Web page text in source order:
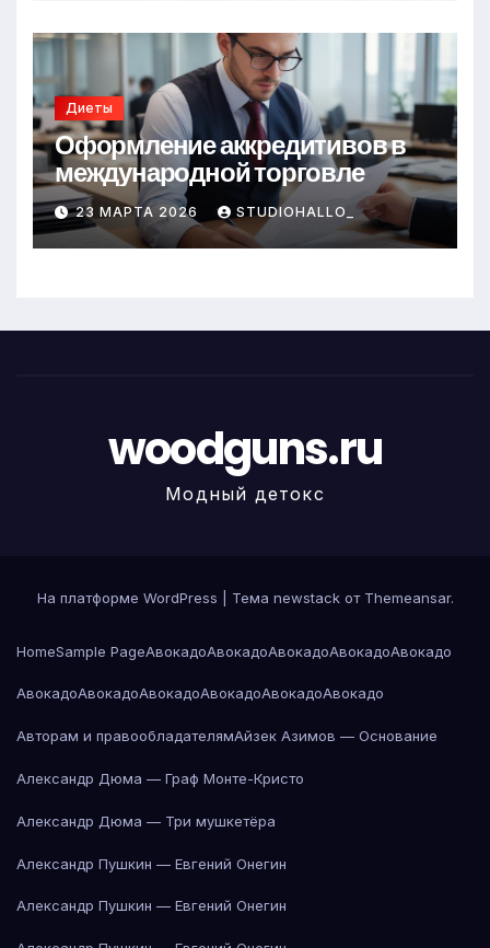
Диеты
Оформление аккредитивов в
международной торговле
23 МАРТА 2026 STUDIOHALLO_
woodguns.ru
Модный детокс
На платформе WordPress Тема newstack от Themeansar.
HomeSample PageАвокадоАвокадоАвокадоАвокадоАвокадо
АвокадоАвокадоАвокадоАвокадоАвокадоАвокадо
Авторам и правообладателямАйзек Азимов — Основание
Александр Дюма — Граф Монте-Кристо
Александр Дюма — Три мушкетёра
Александр Пушкин — Евгений Онегин
Александр Пушкин — Евгений Онегин